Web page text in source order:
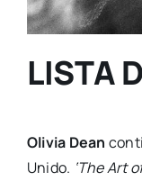
LISTA
Olivia Dean
Unido. ‘The Art